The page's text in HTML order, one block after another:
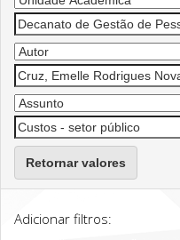
Retornar valores
Adicionar filtros: